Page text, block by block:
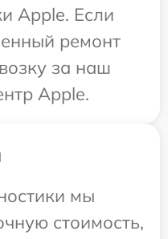
Apple. Если
ремонт
за наш
Apple.
мы
стоимость,